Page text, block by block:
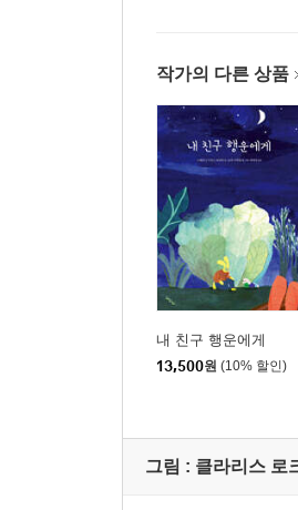
작가의 다른 상품
내 친구 행운에게
13,500원 (10% 할인)
그림 : 클라리스 로